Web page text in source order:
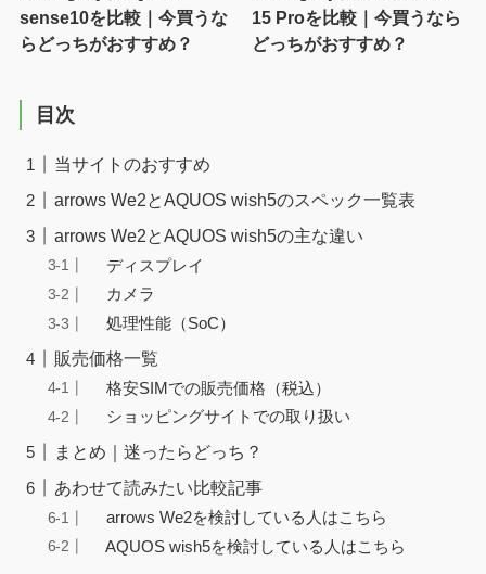
sense10を比較｜今買うな
らどっちがおすすめ？
15 Proを比較｜今買うなら
どっちがおすすめ？
目次
当サイトのおすすめ
arrows We2とAQUOS wish5のスペック一覧表
arrows We2とAQUOS wish5の主な違い
ディスプレイ
カメラ
処理性能（SoC）
販売価格一覧
格安SIMでの販売価格（税込）
ショッピングサイトでの取り扱い
まとめ｜迷ったらどっち？
あわせて読みたい比較記事
arrows We2を検討している人はこちら
AQUOS wish5を検討している人はこちら